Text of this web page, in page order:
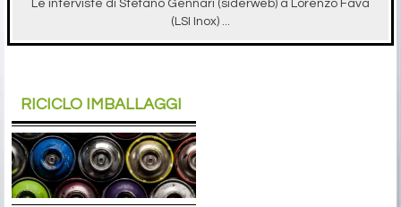
Le interviste di Stefano Gennari (siderweb) a Lorenzo Fava
(LSI Inox) ...
RICICLO IMBALLAGGI